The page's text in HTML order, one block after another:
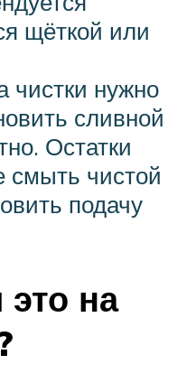
щёткой или
чистки нужно
сливной
Остатки
смыть чистой
подачу
это на